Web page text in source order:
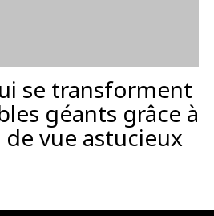
se transforment
géants grâce à
de vue astucieux